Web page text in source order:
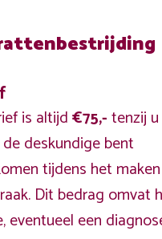
is altijd€75,-tenzij u
deskundige bent
tijdens het maken
Dit bedrag omvat
eventueel een